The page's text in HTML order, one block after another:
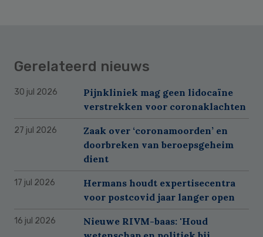
Gerelateerd nieuws
30 jul 2026
Pijnkliniek mag geen lidocaïne
verstrekken voor coronaklachten
27 jul 2026
Zaak over ‘coronamoorden’ en
doorbreken van beroepsgeheim
dient
17 jul 2026
Hermans houdt expertisecentra
voor postcovid jaar langer open
16 jul 2026
Nieuwe RIVM-baas: 'Houd